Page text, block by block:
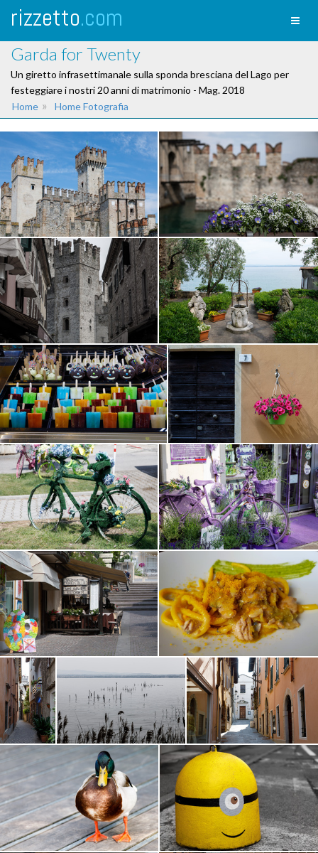
rizzetto.com
Garda for Twenty
Un giretto infrasettimanale sulla sponda bresciana del Lago per
festeggiare i nostri 20 anni di matrimonio - Mag. 2018
Home » Home Fotografia